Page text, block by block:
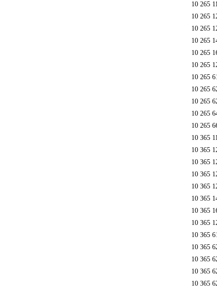
10 265
10 265
10 265
10 265
10 265
10 265
10 265
10 265
10 265
10 265
10 265
10 365
10 365
10 365
10 365
10 365
10 365
10 365
10 365
10 365
10 365
10 365
10 365
10 365